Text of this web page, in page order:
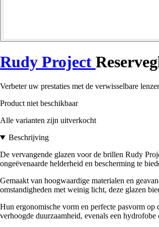
Rudy Project
Verbeter uw prestaties met de verwisselbare
Product niet beschikbaar
Alle varianten zijn uitverkocht
Beschrijving
De vervangende glazen voor de brillen Rudy
ongeëvenaarde helderheid en bescherming te
Gemaakt van hoogwaardige materialen en
omstandigheden met weinig licht, deze glazen
Hun ergonomische vorm en perfecte pasvorm
verhoogde duurzaamheid, evenals een